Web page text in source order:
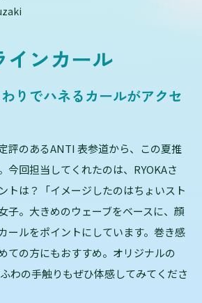
インカール
りでハネるカールがアクセ
評のあるANTI 表参道から、この夏推
今回担当してくれたのは、RYOKAさ
トは？「イメージしたのはちょいスト
子。大きめのウェーブをベースに、顔
ールをポイントにしています。巻き感
ての方にもおすすめ。オリジナルの
わの手触りもぜひ体感してみてくださ